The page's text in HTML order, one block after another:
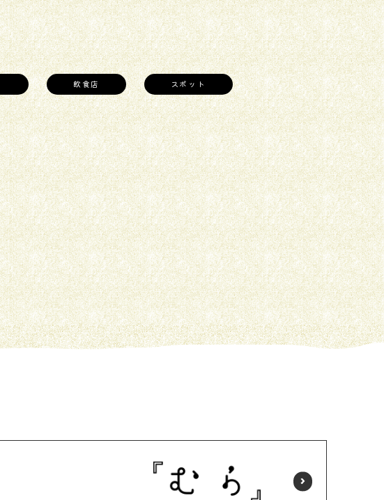
飲食店 スポット